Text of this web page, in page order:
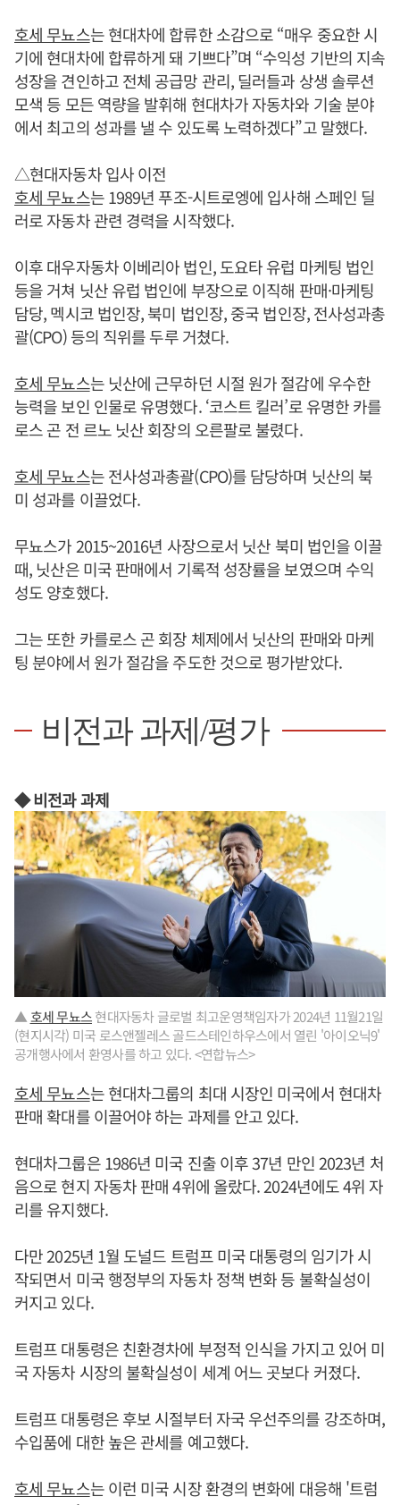
호세 무뇨스는 현대차에 합류한 소감으로 “매우 중요한 시
기에 현대차에 합류하게 돼 기쁘다”며 “수익성 기반의 지속
성장을 견인하고 전체 공급망 관리, 딜러들과 상생 솔루션
모색 등 모든 역량을 발휘해 현대차가 자동차와 기술 분야
에서 최고의 성과를 낼 수 있도록 노력하겠다”고 말했다.
△현대자동차 입사 이전
호세 무뇨스는 1989년 푸조-시트로엥에 입사해 스페인 딜
러로 자동차 관련 경력을 시작했다.
이후 대우자동차 이베리아 법인, 도요타 유럽 마케팅 법인
등을 거쳐 닛산 유럽 법인에 부장으로 이직해 판매·마케팅
담당, 멕시코 법인장, 북미 법인장, 중국 법인장, 전사성과총
괄(CPO) 등의 직위를 두루 거쳤다.
호세 무뇨스는 닛산에 근무하던 시절 원가 절감에 우수한
능력을 보인 인물로 유명했다. ‘코스트 킬러’로 유명한 카를
로스 곤 전 르노 닛산 회장의 오른팔로 불렸다.
호세 무뇨스는 전사성과총괄(CPO)를 담당하며 닛산의 북
미 성과를 이끌었다.
무뇨스가 2015~2016년 사장으로서 닛산 북미 법인을 이끌
때, 닛산은 미국 판매에서 기록적 성장률을 보였으며 수익
성도 양호했다.
그는 또한 카를로스 곤 회장 체제에서 닛산의 판매와 마케
팅 분야에서 원가 절감을 주도한 것으로 평가받았다.
비전과 과제/평가
◆ 비전과 과제
▲ 호세 무뇨스현대자동차 글로벌 최고운영책임자가 2024년 11월21일
(현지시각) 미국 로스앤젤레스 골드스테인하우스에서 열린 '아이오닉9'
공개행사에서 환영사를 하고 있다. <연합뉴스>
호세 무뇨스는 현대차그룹의 최대 시장인 미국에서 현대차
판매 확대를 이끌어야 하는 과제를 안고 있다.
현대차그룹은 1986년 미국 진출 이후 37년 만인 2023년 처
음으로 현지 자동차 판매 4위에 올랐다. 2024년에도 4위 자
리를 유지했다.
다만 2025년 1월 도널드 트럼프 미국 대통령의 임기가 시
작되면서 미국 행정부의 자동차 정책 변화 등 불확실성이
커지고 있다.
트럼프 대통령은 친환경차에 부정적 인식을 가지고 있어 미
국 자동차 시장의 불확실성이 세계 어느 곳보다 커졌다.
트럼프 대통령은 후보 시절부터 자국 우선주의를 강조하며,
수입품에 대한 높은 관세를 예고했다.
호세 무뇨스는 이런 미국 시장 환경의 변화에 대응해 '트럼